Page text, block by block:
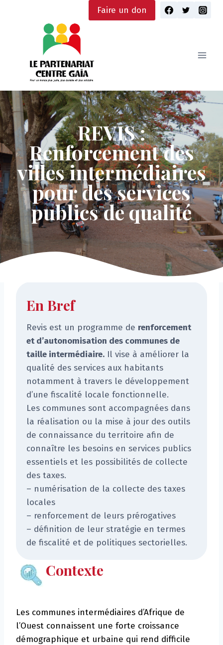
Faire un don
REVIS :
Renforcement des
villes intermédiaires
pour des services
publics de qualité
En Bref
Revis est un programme de renforcement
et d’autonomisation des communes de
taille intermédiaire. Il vise à améliorer la
qualité des services aux habitants
notamment à travers le développement
d’une fiscalité locale fonctionnelle.
Les communes sont accompagnées dans
la réalisation ou la mise à jour des outils
de connaissance du territoire afin de
connaître les besoins en services publics
essentiels et les possibilités de collecte
des taxes.
– numérisation de la collecte des taxes
locales
– renforcement de leurs prérogatives
– définition de leur stratégie en termes
de fiscalité et de politiques sectorielles.
Contexte
Les communes intermédiaires d’Afrique de
l’Ouest connaissent une forte croissance
démographique et urbaine qui rend difficile